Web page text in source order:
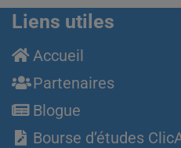
Liens utiles
Accueil
Partenaires
Blogue
Bourse d’études